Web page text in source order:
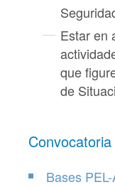
Estar en
que
de
Bases